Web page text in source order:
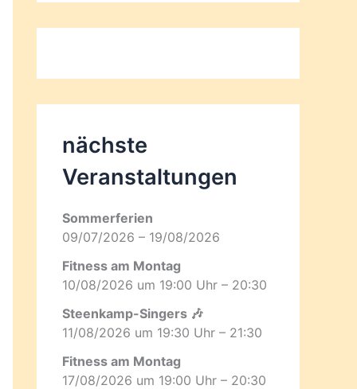
nächste
Veranstaltungen
Sommerferien
09/07/2026 – 19/08/2026
Fitness am Montag
10/08/2026 um 19:00 Uhr – 20:30
Steenkamp-Singers 🎶
11/08/2026 um 19:30 Uhr – 21:30
Fitness am Montag
17/08/2026 um 19:00 Uhr – 20:30